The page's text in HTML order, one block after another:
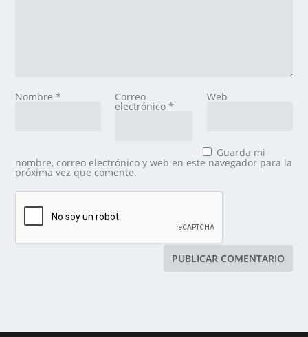
Nombre* Correo
electrónico *
Web
Guarda mi
nombre, correo electrónico y web en este navegador para la
próxima vez que comente.